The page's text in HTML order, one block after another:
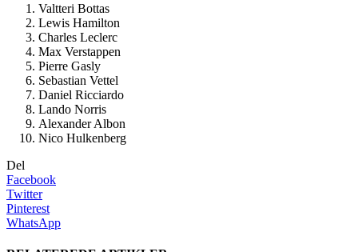
Valtteri Bottas
Lewis Hamilton
Charles Leclerc
Max Verstappen
Pierre Gasly
Sebastian Vettel
Daniel Ricciardo
Lando Norris
Alexander Albon
Nico Hulkenberg
Del
Facebook
Twitter
Pinterest
WhatsApp